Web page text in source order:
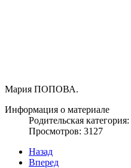
Мария ПОПОВА.
Информация о материале
Родительская категория:
Просмотров: 3127
Назад
Вперед